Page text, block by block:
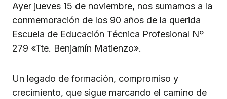
Ayer jueves 15 de noviembre, nos sumamos a la
conmemoración de los 90 años de la querida
Escuela de Educación Técnica Profesional Nº
279 «Tte. Benjamín Matienzo».
Un legado de formación, compromiso y
crecimiento, que sigue marcando el camino de